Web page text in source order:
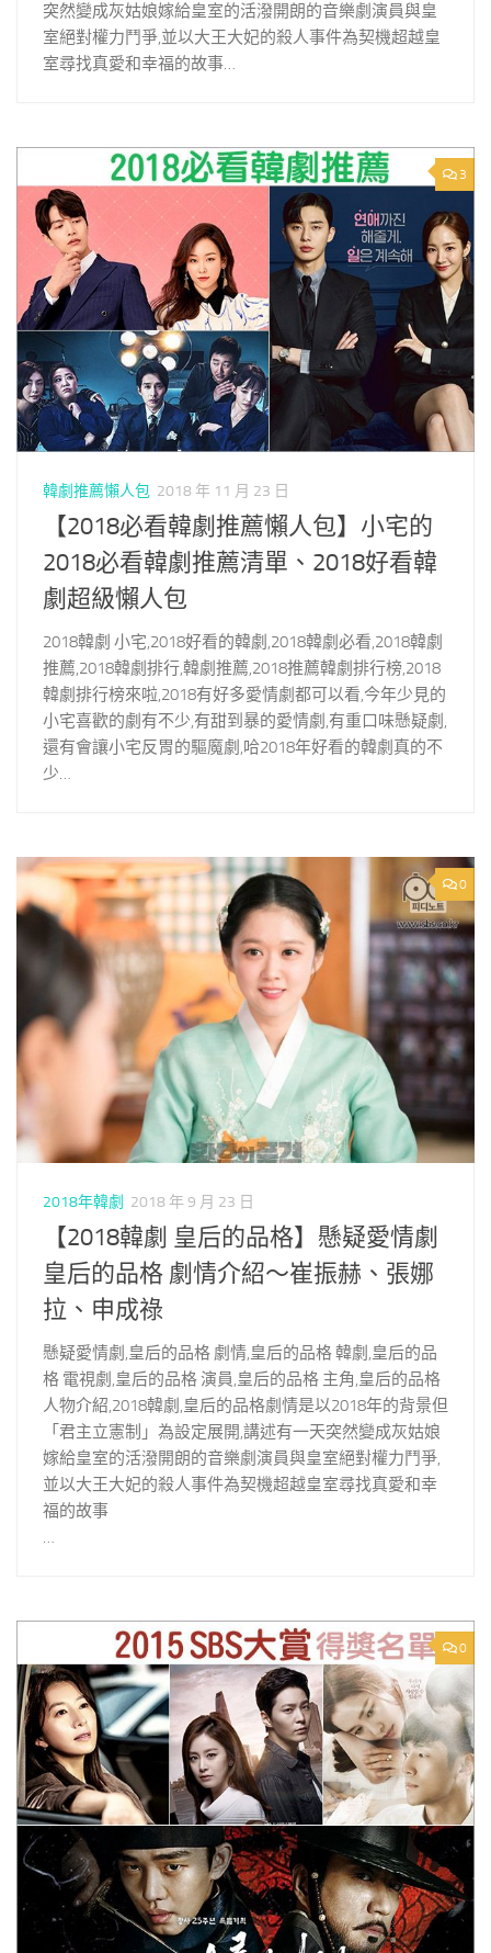
突然變成灰姑娘嫁給皇室的活潑開朗的音樂劇演員與皇
室絕對權力鬥爭,並以大王大妃的殺人事件為契機超越皇
室尋找真愛和幸福的故事…
3
韓劇推薦懶人包 2018 年 11 月 23 日
【2018必看韓劇推薦懶人包】小宅的
2018必看韓劇推薦清單、2018好看韓
劇超級懶人包
2018韓劇 小宅,2018好看的韓劇,2018韓劇必看,2018韓劇
推薦,2018韓劇排行,韓劇推薦,2018推薦韓劇排行榜,2018
韓劇排行榜來啦,2018有好多愛情劇都可以看,今年少見的
小宅喜歡的劇有不少,有甜到暴的愛情劇,有重口味懸疑劇,
還有會讓小宅反胃的驅魔劇,哈2018年好看的韓劇真的不
少…
0
2018年韓劇 2018 年 9 月 23 日
【2018韓劇 皇后的品格】懸疑愛情劇
皇后的品格 劇情介紹～崔振赫、張娜
拉、申成祿
懸疑愛情劇,皇后的品格 劇情,皇后的品格 韓劇,皇后的品
格 電視劇,皇后的品格 演員,皇后的品格 主角,皇后的品格
人物介紹,2018韓劇,皇后的品格劇情是以2018年的背景但
「君主立憲制」為設定展開,講述有一天突然變成灰姑娘
嫁給皇室的活潑開朗的音樂劇演員與皇室絕對權力鬥爭,
並以大王大妃的殺人事件為契機超越皇室尋找真愛和幸
福的故事
…
0